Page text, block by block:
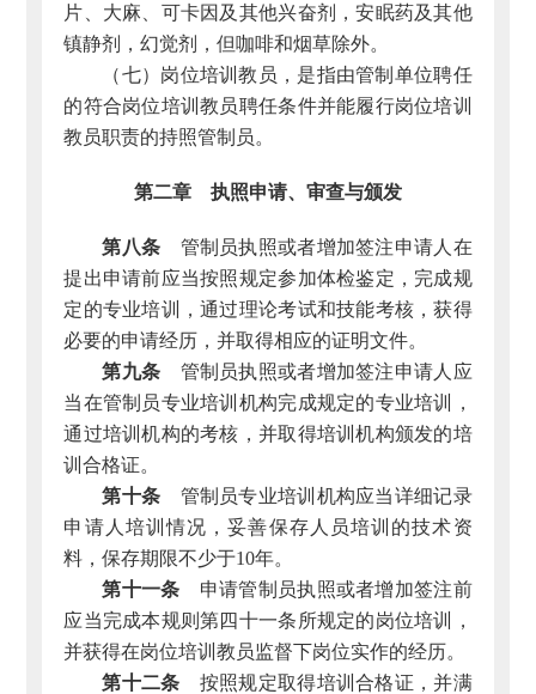
片、大麻、可卡因及其他兴奋剂，安眠药及其他
镇静剂，幻觉剂，但咖啡和烟草除外。
（七）岗位培训教员，是指由管制单位聘任
的符合岗位培训教员聘任条件并能履行岗位培训
教员职责的持照管制员。
第二章 执照申请、审查与颁发
第八条 管制员执照或者增加签注申请人在
提出申请前应当按照规定参加体检鉴定，完成规
定的专业培训，通过理论考试和技能考核，获得
必要的申请经历，并取得相应的证明文件。
第九条 管制员执照或者增加签注申请人应
当在管制员专业培训机构完成规定的专业培训，
通过培训机构的考核，并取得培训机构颁发的培
训合格证。
第十条 管制员专业培训机构应当详细记录
申请人培训情况，妥善保存人员培训的技术资
料，保存期限不少于10年。
第十一条 申请管制员执照或者增加签注前
应当完成本规则第四十一条所规定的岗位培训，
并获得在岗位培训教员监督下岗位实作的经历。
第十二条 按照规定取得培训合格证，并满